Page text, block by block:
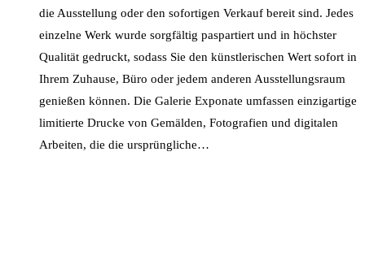
die Ausstellung oder den sofortigen Verkauf bereit sind. Jedes
einzelne Werk wurde sorgfältig paspartiert und in höchster
Qualität gedruckt, sodass Sie den künstlerischen Wert sofort in
Ihrem Zuhause, Büro oder jedem anderen Ausstellungsraum
genießen können. Die Galerie Exponate umfassen einzigartige
limitierte Drucke von Gemälden, Fotografien und digitalen
Arbeiten, die die ursprüngliche…